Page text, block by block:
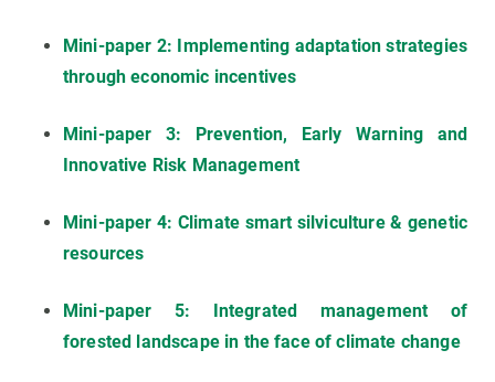
Mini-paper 2: Implementing adaptation strategies
through economic incentives
Mini-paper 3: Prevention, Early Warning and
Innovative Risk Management
Mini-paper 4: Climate smart silviculture & genetic
resources
Mini-paper 5: Integrated management of
forested landscape in the face of climate change